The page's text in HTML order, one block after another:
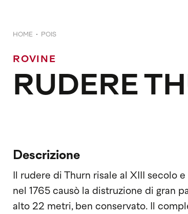
HOME POIS
ROVINE
RUDERE
Descrizione
Il rudere di Thurn risale al XIII secolo
nel 1765 causò la distruzione di gran
alto 22 metri, ben conservato. Il